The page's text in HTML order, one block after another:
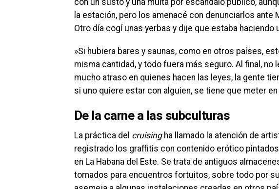
con un susto y una multa por escándalo público,
la estación, pero los amenacé con denunciarlos ante
Otro día cogí unas yerbas y dije que estaba haciendo
»Si hubiera bares y saunas, como en otros países,
misma cantidad, y todo fuera más seguro. Al final, no
mucho atraso en quienes hacen las leyes, la gente
si uno quiere estar con alguien, se tiene que meter en
De la carne a las subculturas
La práctica del cruisingha llamado la atención de
registrado los graffitis con contenido erótico
en La Habana del Este. Se trata de antiguos
tomados para encuentros fortuitos, sobre todo por